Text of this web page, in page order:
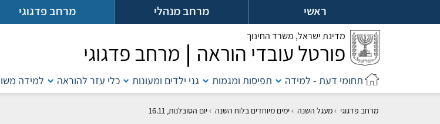
אל
ראשי מרחב מנהלי מרחב פדגוגי
מדינת ישראל, משרד החינוך
פורטל עובדי הוראה מרחב פדגוגי
תחומי דעת - למידה תפיסות ומגמות גני ילדים ומעונות כלי עזר להוראה למידה
מרחב פדגוגי ›מעגל השנה ›ימים מיוחדים בלוח השנה ›יום הסובלנות, 16.11